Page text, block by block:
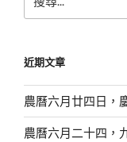
尋
字:
近期文章
農曆六月廿四日，
農曆六月二十四，